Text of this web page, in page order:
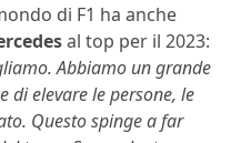
di F1 ha anche
al top per il 2023:
Abbiamo un grande
di elevare le persone, le
Questo spinge a far